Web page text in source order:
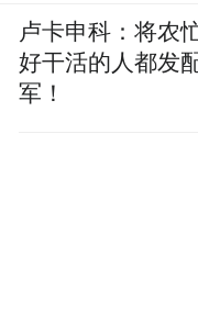
卢卡申科：将农
好干活的人都发
军！